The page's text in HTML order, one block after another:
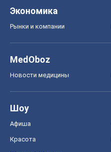
Экономика
Рынки и компании
MedOboz
Новости медицины
Шоу
Афиша
Красота